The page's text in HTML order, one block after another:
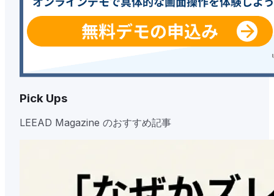
Pick Ups
LEEAD Magazine のおすすめ記事